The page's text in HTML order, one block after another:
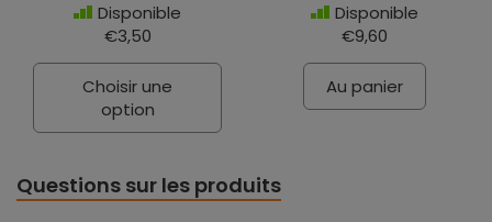
Disponible
€3,50
Choisir une
option
Disponible
€9,60
Au panier
Questions sur les produits